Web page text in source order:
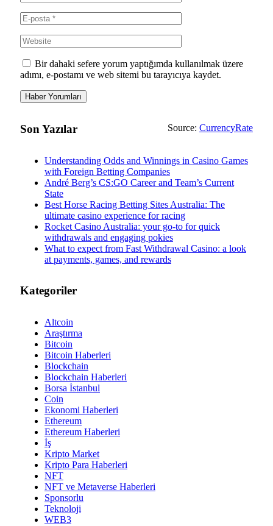
Bir dahaki sefere yorum yaptığımda kullanılmak üzere
adımı, e-postamı ve web sitemi bu tarayıcıya kaydet.
Source: CurrencyRate
Son Yazılar
Understanding Odds and Winnings in Casino Games
with Foreign Betting Companies
André Berg’s CS:GO Career and Team’s Current
State
Best Horse Racing Betting Sites Australia: The
ultimate casino experience for racing
Rocket Casino Australia: your go-to for quick
withdrawals and engaging pokies
What to expect from Fast Withdrawal Casino: a look
at payments, games, and rewards
Kategoriler
Altcoin
Araştırma
Bitcoin
Bitcoin Haberleri
Blockchain
Blockchain Haberleri
Borsa İstanbul
Coin
Ekonomi Haberleri
Ethereum
Ethereum Haberleri
İş
Kripto Market
Kripto Para Haberleri
NFT
NFT ve Metaverse Haberleri
Sponsorlu
Teknoloji
WEB3